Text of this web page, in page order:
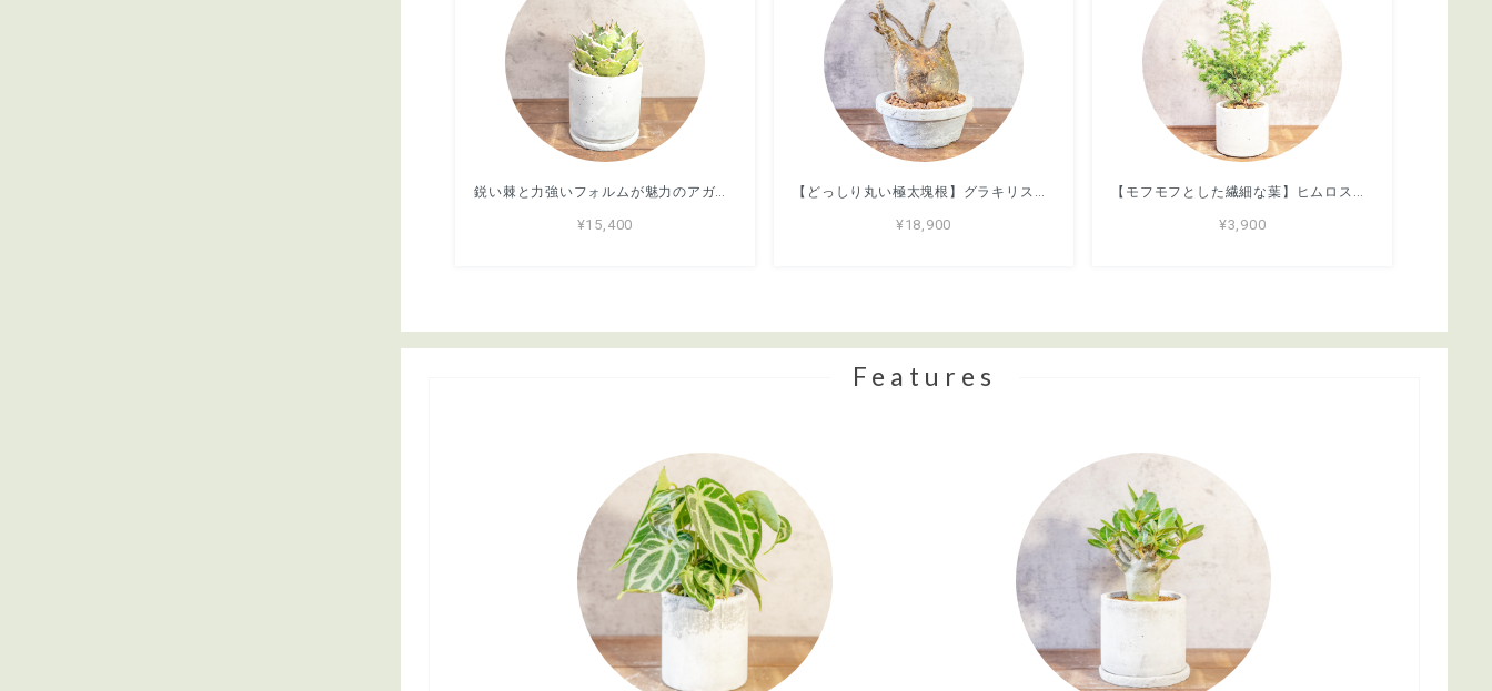
鋭い棘と力強いフォルムが魅力のアガベ・シロアリ（FO-76）。無骨な質感が映える手づくりモルタル鉢。根腐れを防ぐ独自配合の用土｜虫発生抑制（全国一律送料850円）
¥15,400
【どっしり丸い極太塊根】グラキリス。胴回り40cmの圧倒的ボリューム。無骨な「手づくりモルタル鉢」とセットで。｜虫発生抑制（全国一律送料850円）
¥18,900
【モフモフとした繊細な葉】ヒムロスギ。やわらかな質感、ふんわり広がる美しい緑。通気性抜群の手づくりモルタル鉢に植え込んでお届け／育て方がわかるシートあり／全国一律送料850円
¥3,900
Features